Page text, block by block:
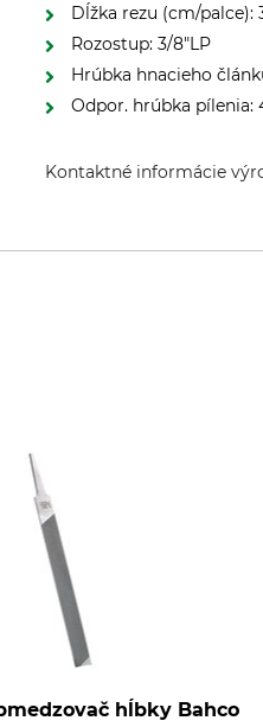
Dĺžka rezu (cm/palce):
Rozostup: 3/8"LP
Hrúbka hnacieho
Odpor. hrúbka pílenia:
Kontaktné informácie
hĺbky Bahco